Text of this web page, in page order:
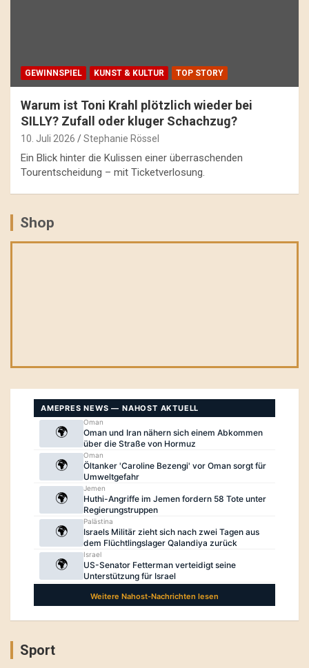
GEWINNSPIEL KUNST & KULTUR TOP STORY
Warum ist Toni Krahl plötzlich wieder bei
SILLY? Zufall oder kluger Schachzug?
10. Juli 2026 Stephanie Rössel
Ein Blick hinter die Kulissen einer überraschenden
Tourentscheidung – mit Ticketverlosung.
Shop
Sport